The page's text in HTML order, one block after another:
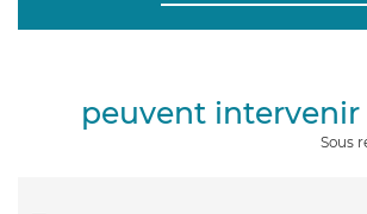
peuvent intervenir
Sous